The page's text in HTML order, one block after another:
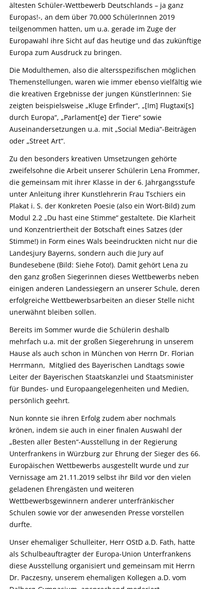
ältesten Schüler-Wettbewerb Deutschlands – ja ganz
Europas!-, an dem über 70.000 SchülerInnen 2019
teilgenommen hatten, um u.a. gerade im Zuge der
Europawahl ihre Sicht auf das heutige und das zukünftige
Europa zum Ausdruck zu bringen.
Die Modulthemen, also die altersspezifischen möglichen
Themenstellungen, waren wie immer ebenso vielfältig wie
die kreativen Ergebnisse der jungen KünstlerInnen: Sie
zeigten beispielsweise „Kluge Erfinder“, „[Im] Flugtaxi[s]
durch Europa“, „Parlament[e] der Tiere“ sowie
Auseinandersetzungen u.a. mit „Social Media“-Beiträgen
oder „Street Art“.
Zu den besonders kreativen Umsetzungen gehörte
zweifelsohne die Arbeit unserer Schülerin Lena Frommer,
die gemeinsam mit ihrer Klasse in der 6. Jahrgangsstufe
unter Anleitung ihrer Kunstlehrerin Frau Tschiers ein
Plakat i. S. der Konkreten Poesie (also ein Wort-Bild) zum
Modul 2.2 „Du hast eine Stimme“ gestaltete. Die Klarheit
und Konzentriertheit der Botschaft eines Satzes (der
Stimme!) in Form eines Wals beeindruckten nicht nur die
Landesjury Bayerns, sondern auch die Jury auf
Bundesebene (Bild: Siehe Foto!). Damit gehört Lena zu
den ganz großen Siegerinnen dieses Wettbewerbs neben
einigen anderen Landessiegern an unserer Schule, deren
erfolgreiche Wettbewerbsarbeiten an dieser Stelle nicht
unerwähnt bleiben sollen.
Bereits im Sommer wurde die Schülerin deshalb
mehrfach u.a. mit der großen Siegerehrung in unserem
Hause als auch schon in München von Herrn Dr. Florian
Herrmann, Mitglied des Bayerischen Landtags sowie
Leiter der Bayerischen Staatskanzlei und Staatsminister
für Bundes- und Europaangelegenheiten und Medien,
persönlich geehrt.
Nun konnte sie ihren Erfolg zudem aber nochmals
krönen, indem sie auch in einer finalen Auswahl der
„Besten aller Besten“-Ausstellung in der Regierung
Unterfrankens in Würzburg zur Ehrung der Sieger des 66.
Europäischen Wettbewerbs ausgestellt wurde und zur
Vernissage am 21.11.2019 selbst ihr Bild vor den vielen
geladenen Ehrengästen und weiteren
Wettbewerbsgewinnern anderer unterfränkischer
Schulen sowie vor der anwesenden Presse vorstellen
durfte.
Unser ehemaliger Schulleiter, Herr OStD a.D. Fath, hatte
als Schulbeauftragter der Europa-Union Unterfrankens
diese Ausstellung organisiert und gemeinsam mit Herrn
Dr. Paczesny, unserem ehemaligen Kollegen a.D. vom